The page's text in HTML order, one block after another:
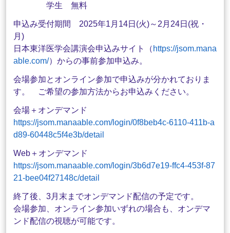
学生 無料
申込み受付期間 2025年1月14日(火)～2月24日(祝・
月)
日本東洋医学会講演会申込みサイト（ https://jsom.mana
able.com/）からの事前参加申込み。
会場参加とオンライン参加で申込みが分かれておりま
す。 ご希望の参加方法からお申込みください。
会場＋オンデマンド
https://jsom.manaable.com/login/0f8beb4c-6110-411b-a
d89-60448c5f4e3b/detail
Web＋オンデマンド
https://jsom.manaable.com/login/3b6d7e19-ffc4-453f-87
21-bee04f27148c/detail
終了後、3月末までオンデマンド配信の予定です。
会場参加、オンライン参加いずれの場合も、オンデマ
ンド配信の視聴が可能です。